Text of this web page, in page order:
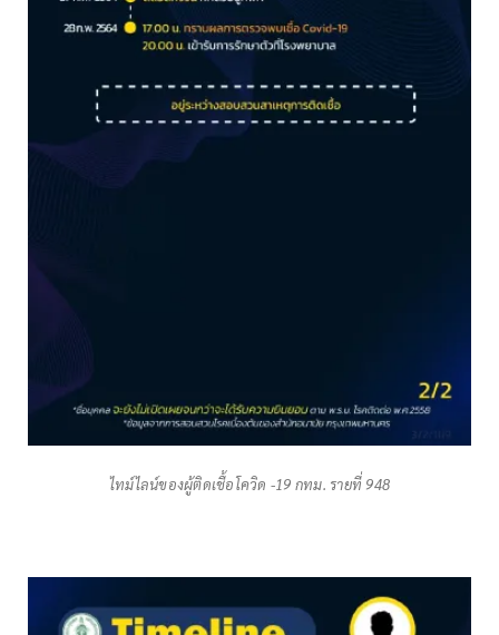
ไทม์ไลน์ของผู้ติดเชื้อโควิด -19 กทม. รายที่ 948